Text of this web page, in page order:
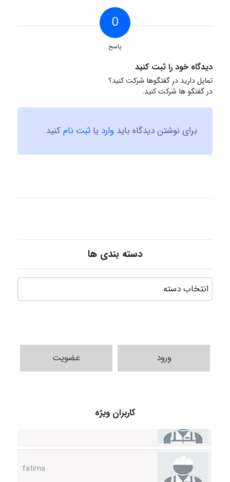
0
پاسخ
دیدگاه خود را ثبت کنید
تمایل دارید در گفتگوها شرکت کنید؟
در گفتگو ها شرکت کنید.
برای نوشتن دیدگاه باید وارد یا ثبت نامکنید.
دسته بندی ها
ورود عضویت
کاربران ویژه